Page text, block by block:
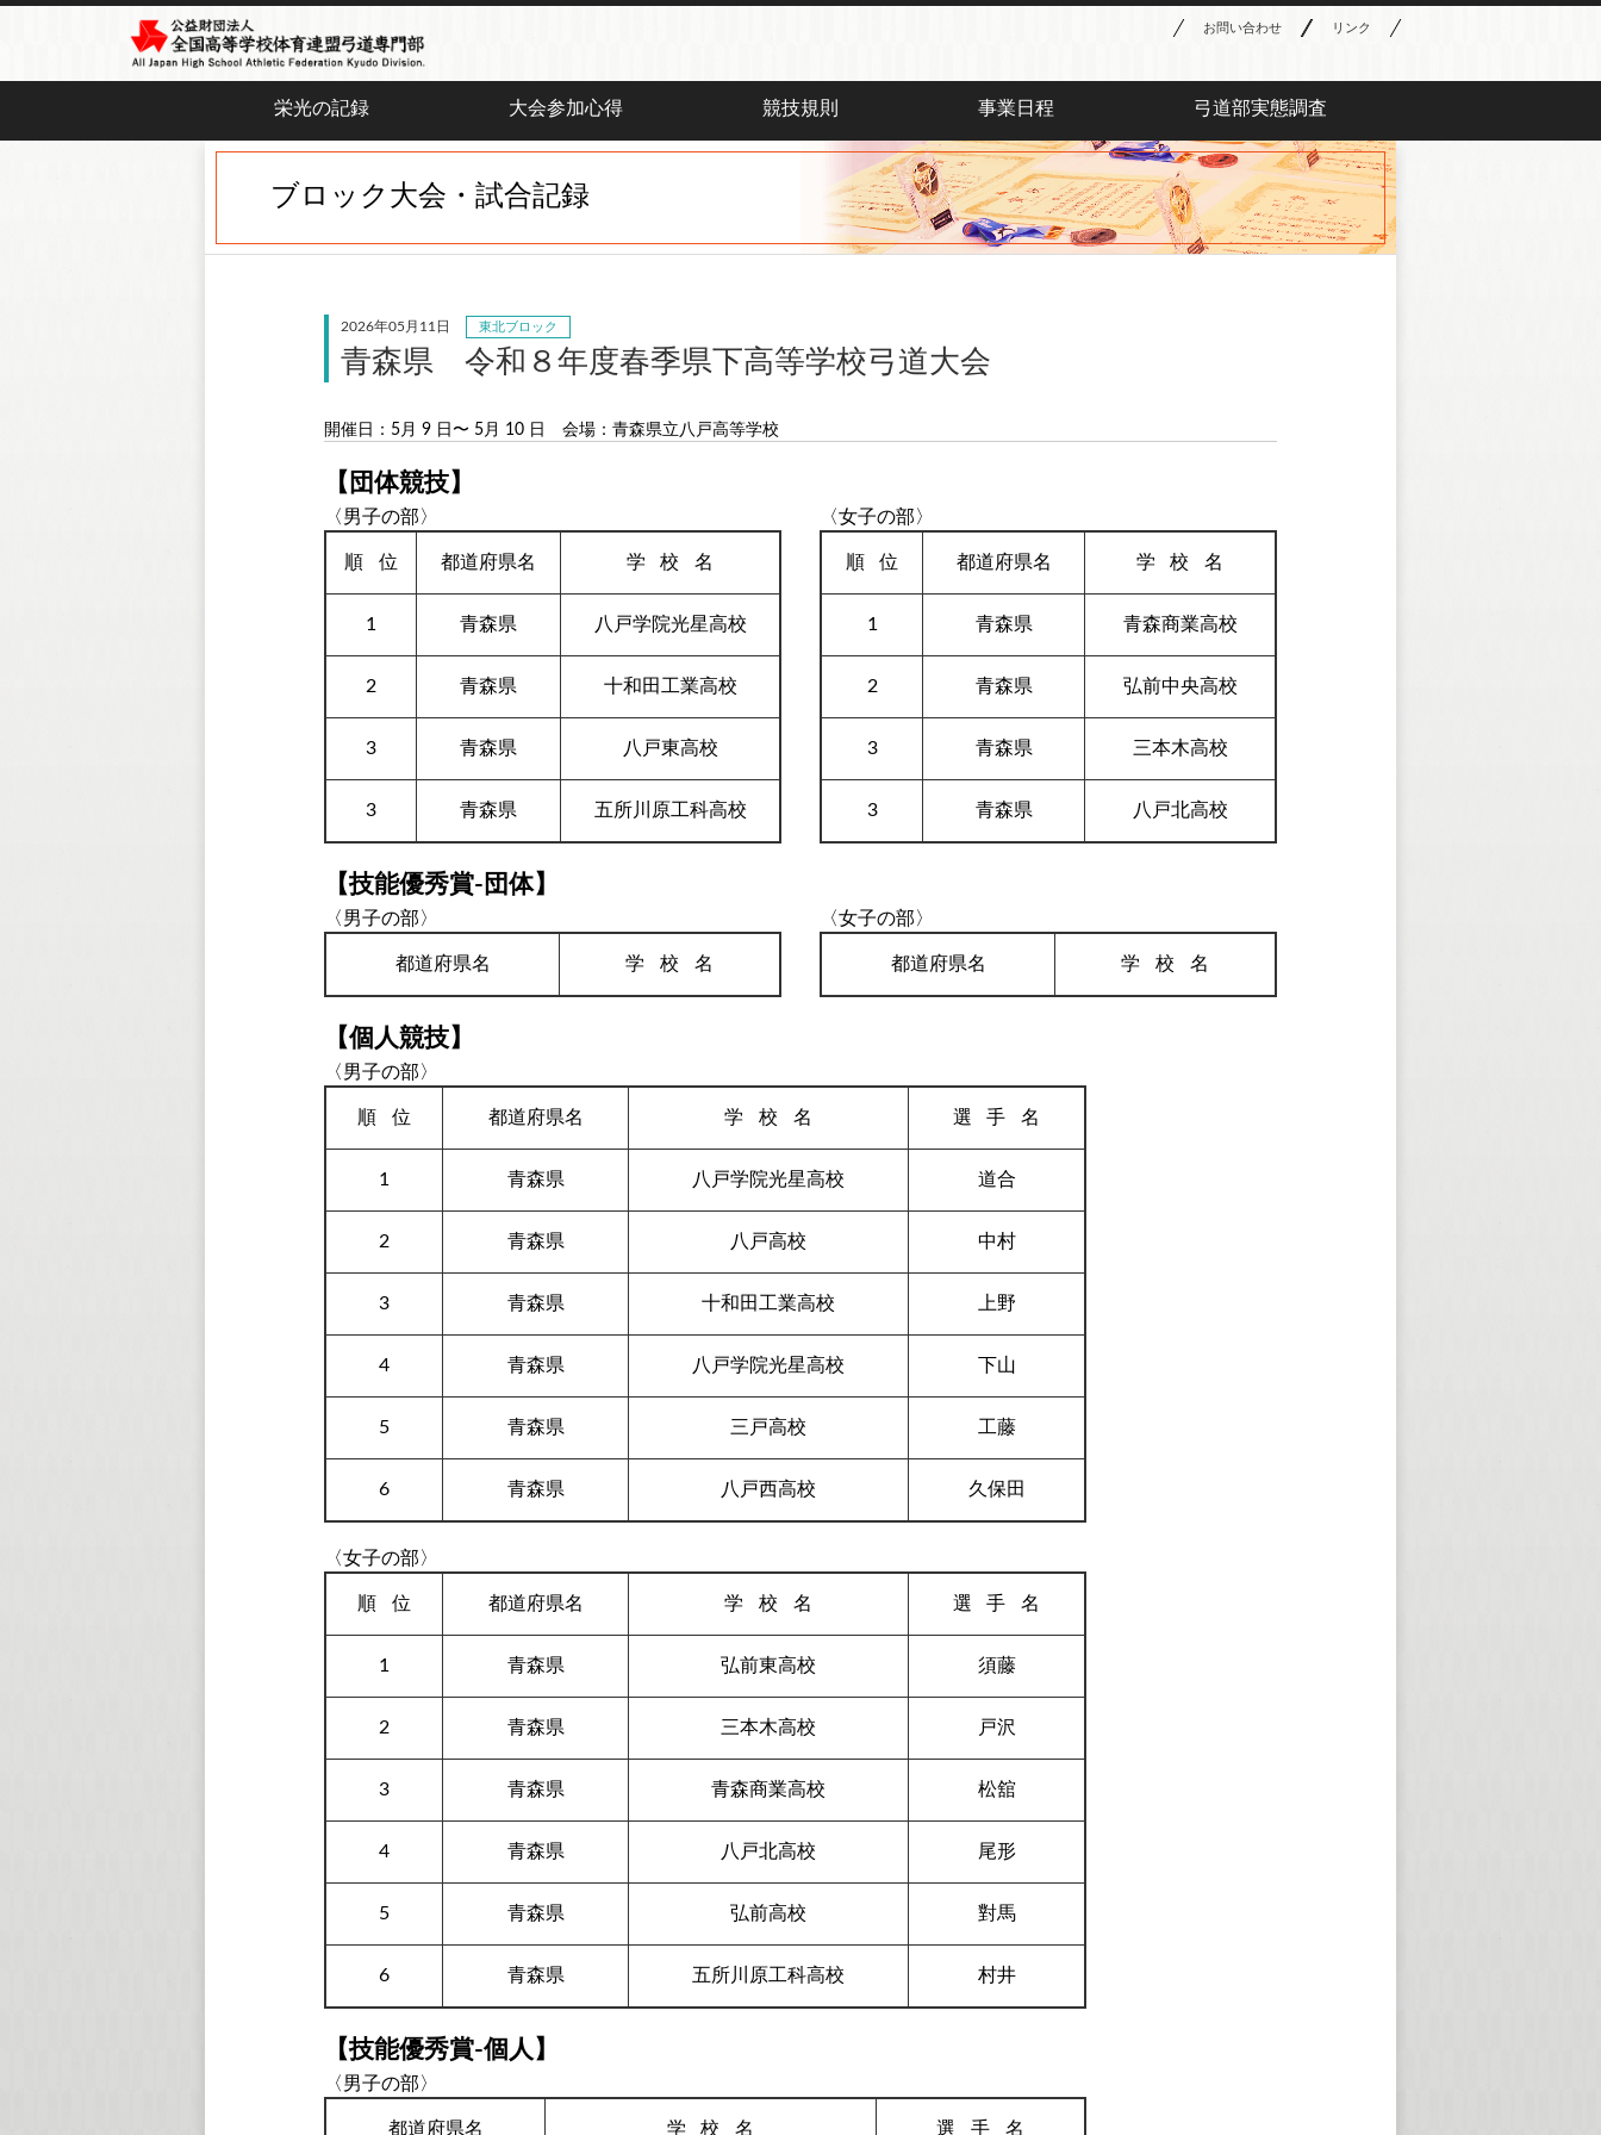
お問い合わせ リンク
栄光の記録 大会参加心得 競技規則 事業日程 弓道部実態調査
ブロック大会・試合記録
2026年05月11日 東北ブロック
青森県 令和８年度春季県下高等学校弓道大会
開催日：5月 9 日〜 5月 10 日 会場：青森県立八戸高等学校
【団体競技】
〈男子の部〉
順 位 都道府県名 学校名
1 青森県 八戸学院光星高校
2 青森県 十和田工業高校
3 青森県 八戸東高校
3 青森県 五所川原工科高校
〈女子の部〉
順位 都道府県名 学校名
1 青森県 青森商業高校
2 青森県 弘前中央高校
3 青森県 三本木高校
3 青森県 八戸北高校
【技能優秀賞-団体】
〈男子の部〉
都道府県名 学校 名
〈女子の部〉
都道府県名 学校 名
【個人競技】
〈男子の部〉
順 位 都道府県名 学校 名 選手名
1 青森県 八戸学院光星高校 道合
2 青森県 八戸高校 中村
3 青森県 十和田工業高校 上野
4 青森県 八戸学院光星高校 下山
5 青森県 三戸高校 工藤
6 青森県 八戸西高校 久保田
〈女子の部〉
順 位 都道府県名 学校 名 選手名
1 青森県 弘前東高校 須藤
2 青森県 三本木高校 戸沢
3 青森県 青森商業高校 松舘
4 青森県 八戸北高校 尾形
5 青森県 弘前高校 對馬
6 青森県 五所川原工科高校 村井
【技能優秀賞-個人】
〈男子の部〉
都道府県名 学校名 選手 名